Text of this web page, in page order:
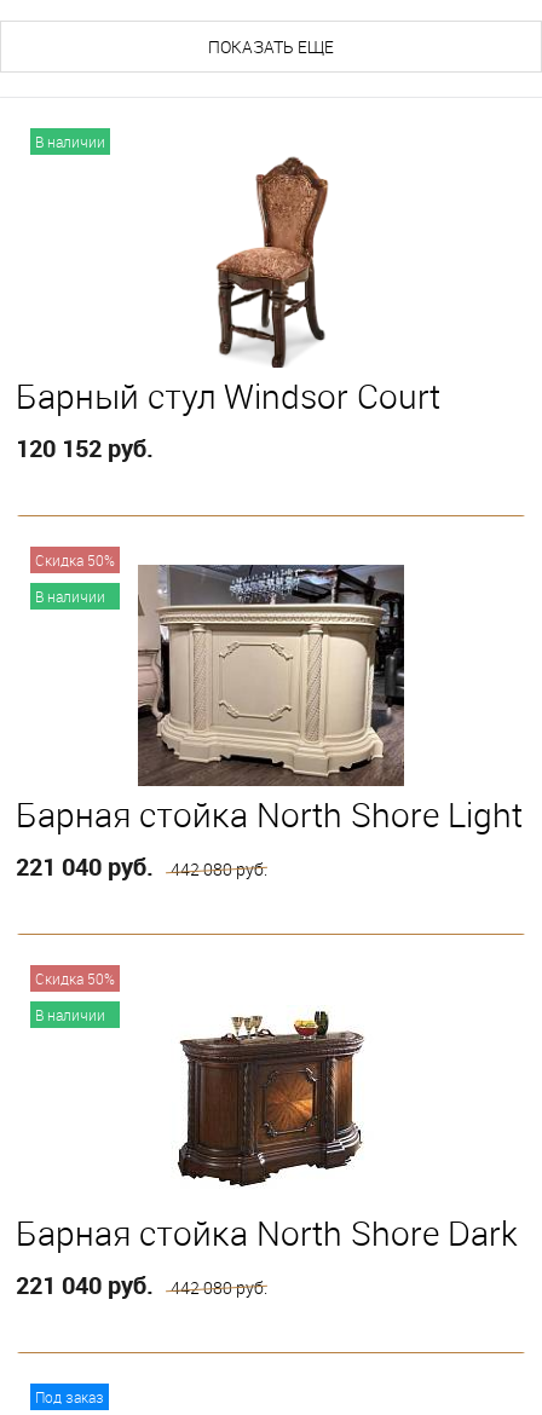
ПОКАЗАТЬ ЕЩЕ
В наличии
Барный стул Windsor Court
120 152 руб.
В корзину
Скидка 50%
В наличии
Барная стойка North Shore Light
221 040 руб. 442 080 руб.
Скидка 50%
В наличии
Барная стойка North Shore Dark
221 040 руб. 442 080 руб.
Под заказ